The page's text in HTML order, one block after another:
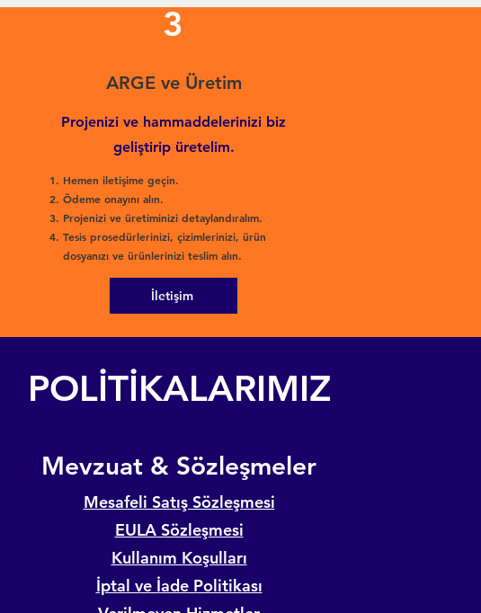
3
ARGE ve Üretim
Hemen iletişime geçin.
Ödeme onayını alın.
Projenizi ve üretiminizi detaylandıralım.
Tesis prosedürlerinizi, çizimlerinizi, ürün
dosyanızı ve ürünlerinizi teslim alın.
Projenizi ve hammaddelerinizi biz
geliştirip üretelim.
İletişim
POLİTİKALARIMIZ
​Mevzuat & Sözleşmeler
Mesafeli Satış Sözleşmesi
EULA Sözleşmesi
Kullanım Koşulları
İptal ve İade Politikası